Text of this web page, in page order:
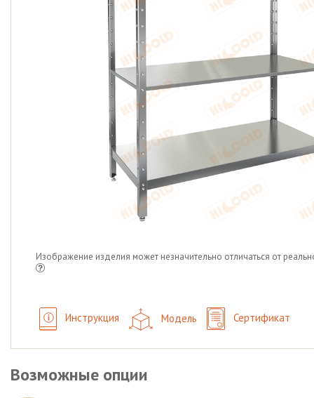
Изображение изделия может незначительно отличаться от
Инструкция Модель Сертификат
Возможные опции